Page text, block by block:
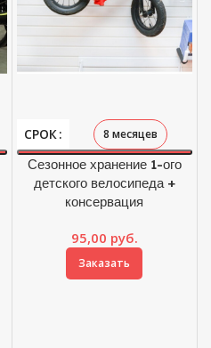
СРОК 8 месяцев
Сезонное хранение 1-ого
детского велосипеда +
консервация
95,00 руб.
Заказать